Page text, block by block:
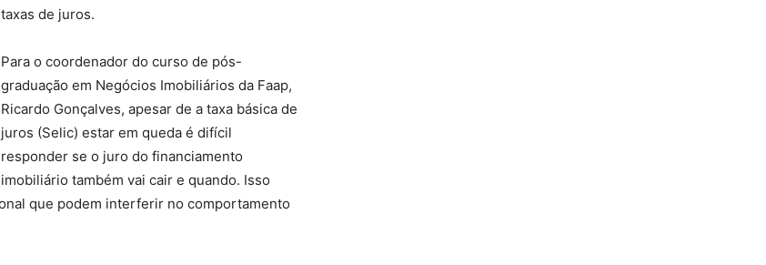
taxas de juros.
Para o coordenador do curso de pós-
graduação em Negócios Imobiliários da Faap,
Ricardo Gonçalves, apesar de a taxa básica de
juros (Selic) estar em queda é difícil
responder se o juro do financiamento
imobiliário também vai cair e quando. Isso
que podem interferir no comportamento